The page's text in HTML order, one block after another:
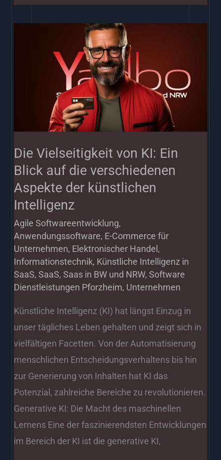
Die Vielseitigkeit von KI: Ein
Blick auf die verschiedenen
Aspekte der künstlichen
Intelligenz
Agile Softwareentwicklung,
Anwendungssoftware, E-Commerce für
Unternehmen, Elektronischer Handel,
Informationstechnik, Künstliche Intelligenz in
SaaS,SaaS,Saas in BW und NRW,Software
Dienstleistungen Pforzheim, Unternehmen
Künstliche Intelligenz (KI) hat längst Einzug in
unser tägliches Leben gehalten und zeigt sich in
vielfältigen Facetten. Von der Automatisierung
menschlichen Entscheidungsverhaltens bis hin
zur Generierung von Inhalten hat KI das
Potenzial, zahlreiche Bereiche zu revolutionieren.
Generative KI: Die Macht des maschinellen
Lernens Eine der faszinierendsten Entwicklungen
im Bereich der KI ist die generative KI,
verschiedenen
Aspekte
der
künstlichen
Intelligenz